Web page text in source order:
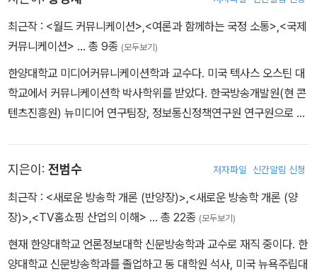
최근작 : <월드 커뮤니케이션>,<여론과 함께하는 국정 소통>,<국제
커뮤니케이션> … 총 9종 (모두보기)
한양대학교 미디어커뮤니케이션학과 교수다. 미국 텍사스 오스틴 대
학교에서 커뮤니케이션학 박사학위를 받았다. 한국방송개발원(현 콘
텐츠진흥원) 뉴미디어 연구팀장, 정보통신정책연구원 연구원으로 일
008) 등이 있고, 논문으로는 “포털미디어의 뉴스 프레임에 관한 연
구”(2006) 등이 있다. 미디어 경영, 커뮤니케이션 전략, 뉴미디어 정
책에 대한 연구를 주로 한다.
지은이: 전범수 저자파일 신간알림 신청
최근작 : <새로운 방송학 개론 (반양장)>,<새로운 방송학 개론 (양
장)>,<TV홈쇼핑 산업의 이해> … 총 22종 (모두보기)
현재 한양대학교 언론정보대학 신문방송학과 교수로 재직 중이다. 한
양대학교 신문방송학과를 졸업하고 동 대학원 석사, 미국 뉴욕주립대